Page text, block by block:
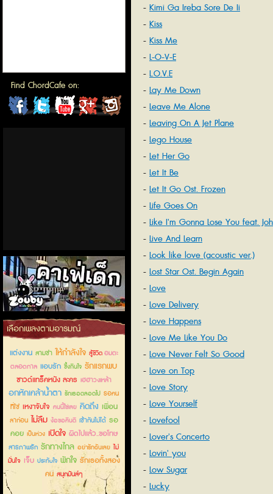
Find ChordCafe on:
ChordCafeChordCafeChordCafeChordCafeChordCafe
คาเฟ่เด็กลำลูกกา
เลือกเพลงตามอารมณ์
แต่งงาน สามช่า ให้กำลังใจ สู้ชีวิตอมตะ
ตลอดกาล แอบรัก ซึ้งกินใจ รักแรกพบ
ซาวด์แทร็คหนัง ละคร เฮฮาวงเหล้า
อกหักเคล้าน้ำตา รักเธอตลอดไป รอคน
ที่ใช่ เหงาจับใจ คนนี้ใช่เลย คิดถึง เพื่อน
ลาก่อน ไม่ลืม ง้อขอคืนดี เข้ากันไม่ได้ รอ
คอย เป็นห่วง เปิดใจ ผิดไปแล้ว..ขอโทษ
สารภาพรัก รักทางไกล อย่ารักฉันเลย ไม่
มั่นใจ เจ็บ ประทับใจ พักใจ รักเธอทั้งสอง
คน สนุกมันส์ๆ
Kimi Ga Ireba Sore De Ii
Kiss
Kiss Me
L-O-V-E
L.O.V.E
Lay Me Down
Leave Me Alone
Leaving On A Jet Plane
Lego House
Let Her Go
Let It Be
Let It Go Ost. Frozen
Life Goes On
Like I'm Gonna Lose You feat.
Legend
Live And Learn
Look like love (acoustic ver.)
Lost Star Ost. Begin Again
Love
Love Delivery
Love Happens
Love Me Like You Do
Love Never Felt So Good
Love on Top
Love Story
Love Yourself
Lovefool
Lover's Concerto
Lovin' you
Low Sugar
Lucky